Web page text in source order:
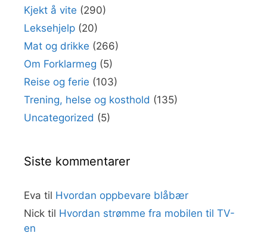
Kjekt å vite (290)
Leksehjelp (20)
Mat og drikke (266)
Om Forklarmeg (5)
Reise og ferie (103)
Trening, helse og kosthold (135)
Uncategorized (5)
Siste kommentarer
Eva til Hvordan oppbevare blåbær
Nick til Hvordan strømme fra mobilen til TV-
en